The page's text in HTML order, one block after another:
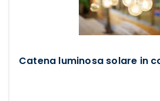
Catena luminosa solare in